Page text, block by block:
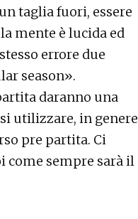
taglia fuori, essere
mente è lucida ed
errore due
season».
daranno una
utilizzare, in genere
pre partita. Ci
come sempre sarà il